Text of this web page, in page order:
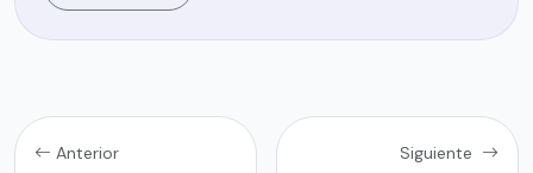
Anterior
Siguiente